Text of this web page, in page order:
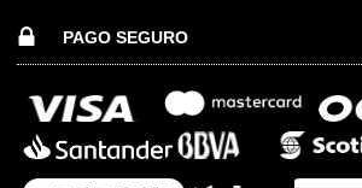
PAGO SEGURO